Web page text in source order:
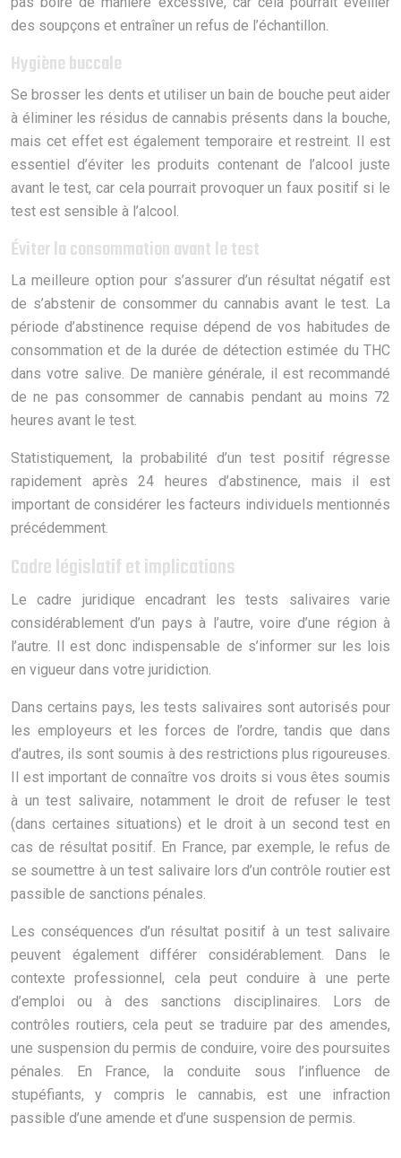
des soupçons et entraîner un refus de l’échantillon.
Hygiène buccale
Se brosser les dents et utiliser un bain de bouche peut aider
à éliminer les résidus de cannabis présents dans la bouche,
mais cet effet est également temporaire et restreint. Il est
essentiel d’éviter les produits contenant de l’alcool juste
avant le test, car cela pourrait provoquer un faux positif si le
test est sensible à l’alcool.
Éviter la consommation avant le test
La meilleure option pour s’assurer d’un résultat négatif est
de s’abstenir de consommer du cannabis avant le test. La
période d’abstinence requise dépend de vos habitudes de
consommation et de la durée de détection estimée du THC
dans votre salive. De manière générale, il est recommandé
de ne pas consommer de cannabis pendant au moins 72
heures avant le test.
Statistiquement, la probabilité d’un test positif régresse
rapidement après 24 heures d’abstinence, mais il est
important de considérer les facteurs individuels mentionnés
précédemment.
Cadre législatif et implications
Le cadre juridique encadrant les tests salivaires varie
considérablement d’un pays à l’autre, voire d’une région à
l’autre. Il est donc indispensable de s’informer sur les lois
en vigueur dans votre juridiction.
Dans certains pays, les tests salivaires sont autorisés pour
les employeurs et les forces de l’ordre, tandis que dans
d’autres, ils sont soumis à des restrictions plus rigoureuses.
Il est important de connaître vos droits si vous êtes soumis
à un test salivaire, notamment le droit de refuser le test
(dans certaines situations) et le droit à un second test en
cas de résultat positif. En France, par exemple, le refus de
se soumettre à un test salivaire lors d’un contrôle routier est
passible de sanctions pénales.
Les conséquences d’un résultat positif à un test salivaire
peuvent également différer considérablement. Dans le
contexte professionnel, cela peut conduire à une perte
d’emploi ou à des sanctions disciplinaires. Lors de
contrôles routiers, cela peut se traduire par des amendes,
une suspension du permis de conduire, voire des poursuites
pénales. En France, la conduite sous l’influence de
stupéfiants, y compris le cannabis, est une infraction
passible d’une amende et d’une suspension de permis.